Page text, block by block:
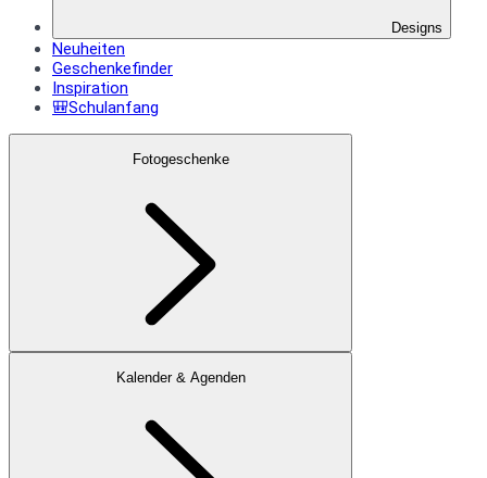
Designs
Neuheiten
Geschenkefinder
Inspiration
🎒Schulanfang
Fotogeschenke
Kalender & Agenden